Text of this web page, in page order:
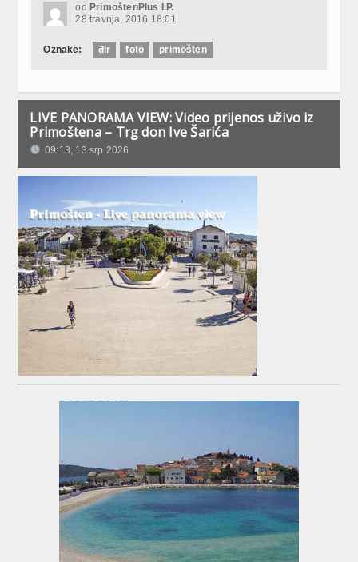
od PrimoštenPlus I.P.
28 travnja, 2016 18:01
Oznake: đir foto primošten
LIVE PANORAMA VIEW: Video prijenos uživo iz
Primoštena – Trg don Ive Šarića
09:13, 13.srp 2026